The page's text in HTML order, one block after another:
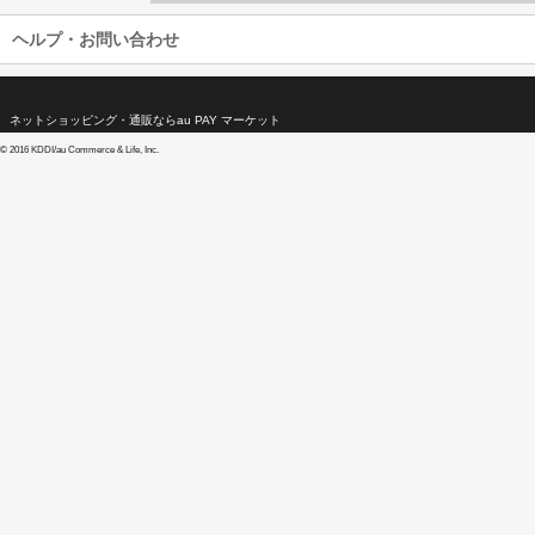
ヘルプ・お問い合わせ
ネットショッピング・通販ならau PAY マーケット
© 2016 KDDI/au Commerce & Life, Inc.